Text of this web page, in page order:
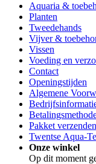
Aquaria &
Planten
Tweedehands
Vijver &
Vissen
Voeding en
Contact
Openingstijden
Algemene
Pakket verzenden
Twentse Aqua-
Onze winkel
Op dit moment